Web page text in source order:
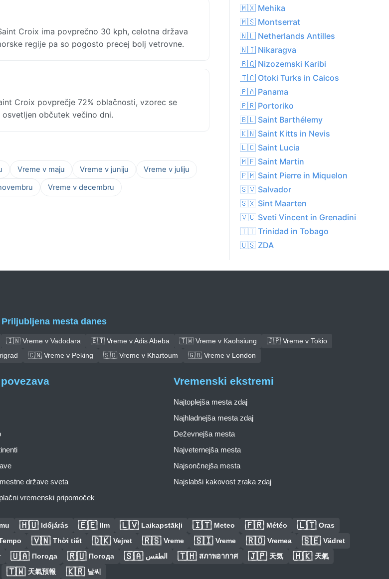
Croix ima povprečno 30 kph, celotna država
regije pa so pogosto precej bolj vetrovne.
Croix povprečje 72% oblačnosti, vzorec se
občutek večino dni.
Vreme v maju Vreme v juniju
Vreme v juliju
Vreme v decembru
🇲🇽 Mehika
🇲🇸 Montserrat
🇳🇱 Netherlands Antilles
🇳🇮 Nikaragva
🇧🇶 Nizozemski Karibi
🇹🇨 Otoki Turks in Caicos
🇵🇦 Panama
🇵🇷 Portoriko
🇧🇱 Saint Barthélemy
🇰🇳 Saint Kitts in Nevis
🇱🇨 Saint Lucia
🇲🇫 Saint Martin
🇵🇲 Saint Pierre in Miquelon
🇸🇻 Salvador
🇸🇽 Sint Maarten
🇻🇨 Sveti Vincent in Grenadini
🇹🇹 Trinidad in Tobago
🇺🇸 ZDA
Priljubljena mesta danes
🇮🇳 Vreme v Vadodara 🇪🇹 Vreme v Adis Abeba 🇹🇼 Vreme v Kaohsiung
🇯🇵 Vreme v Tokio
🇨🇳 Vreme v Peking 🇸🇩 Vreme v Khartoum 🇬🇧 Vreme v London
države sveta
vremenski pripomoček
Vremenski ekstremi
Najtoplejša mesta zdaj
Najhladnejša mesta zdaj
Deževnejša mesta
Najveternejša mesta
Najsončnejša mesta
Najslabši kakovost zraka zdaj
🇭🇺 Időjárás 🇪🇪 Ilm 🇱🇻 Laikapstākļi 🇮🇹 Meteo 🇫🇷 Météo 🇱🇹 Oras
🇻🇳 Thời tiết 🇩🇰 Vejret 🇷🇸 Vreme 🇸🇮 Vreme 🇷🇴 Vremea 🇸🇪 Vädret
🇺🇦 Погода 🇷🇺 Погода 🇸🇦 الطقس 🇹🇭 สภาพอากาศ 🇯🇵 天気 🇭🇰 天氣
🇹🇼 天氣預報 🇰🇷 날씨